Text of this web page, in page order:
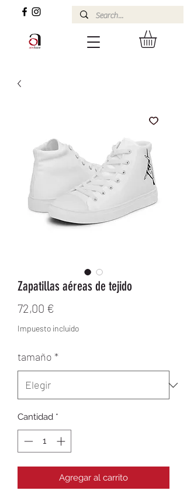
Zapatillas aéreas de tejido
72,00 €
Impuesto incluido
tamaño *
Cantidad *
Agregar al carrito